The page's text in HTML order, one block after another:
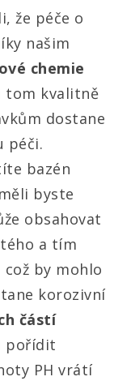
že péče o
našim
chemie
tom kvalitně
dostane
péči.
bazén
byste
obsahovat
a tím
což by mohlo
korozivní
částí
pořídit
PH vrátí